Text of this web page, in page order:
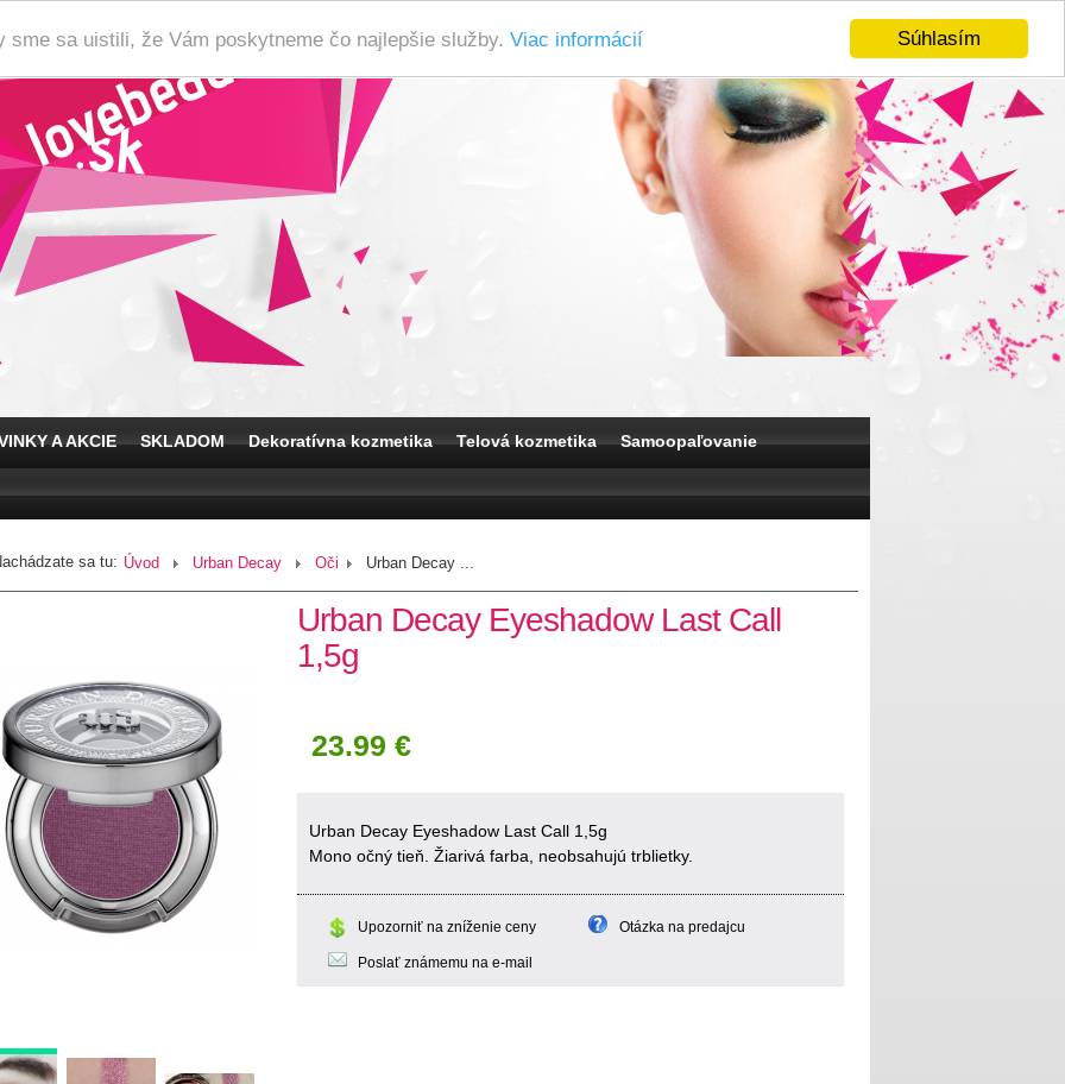
Súhlasím
sa uistili, že Vám poskytneme čo najlepšie služby. Viac informácií
A AKCIE SKLADOM Dekoratívna kozmetika Telová kozmetika Samoopaľovanie
sa tu: Úvod Urban Decay Oči Urban Decay ...
Urban Decay Eyeshadow Last Call
1,5g
23.99 €
Urban Decay Eyeshadow Last Call 1,5g
Mono očný tieň. Žiarivá farba, neobsahujú trblietky.
Upozorniť na zníženie ceny Otázka na predajcu
Poslať známemu na e-mail